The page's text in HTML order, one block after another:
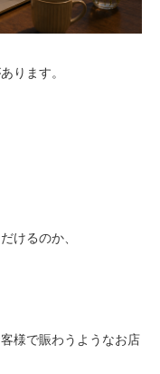
ります。
けるのか、
様で賑わうようなお店